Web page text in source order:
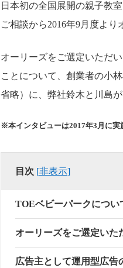
日本初の全国展開の親子教
ご相談から2016年9月度より
オーリーズをご選定いただ
ことについて、創業者の小
省略）に、弊社鈴木と川島
※本インタビューは2017年3月に実
目次 [非表示]
TOEベビーパークについ
オーリーズをご選定いた
広告主として運用型広告